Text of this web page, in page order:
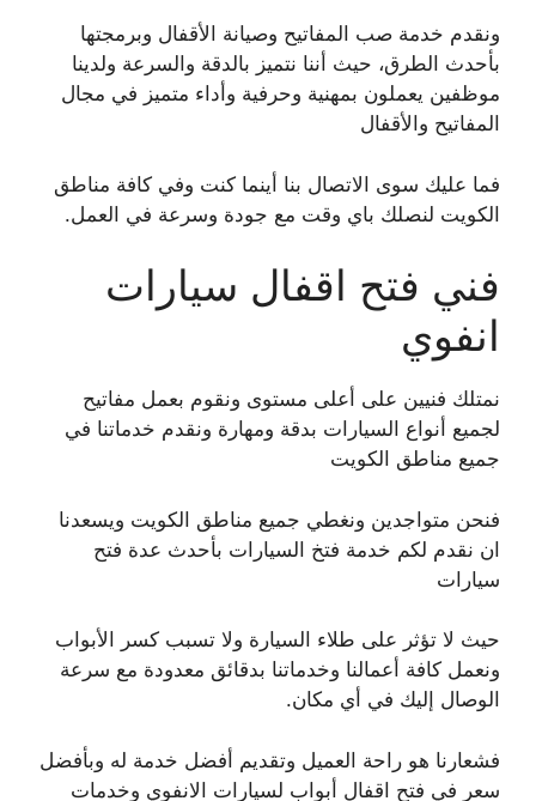
ونقدم خدمة صب المفاتيح وصيانة الأقفال وبرمجتها
بأحدث الطرق، حيث أننا نتميز بالدقة والسرعة ولدينا
موظفين يعملون بمهنية وحرفية وأداء متميز في مجال
المفاتيح والأقفال
فما عليك سوى الاتصال بنا أينما كنت وفي كافة مناطق
الكويت لنصلك باي وقت مع جودة وسرعة في العمل.
فني فتح اقفال سيارات
انفوي
نمتلك فنيين على أعلى مستوى ونقوم بعمل مفاتيح
لجميع أنواع السيارات بدقة ومهارة ونقدم خدماتنا في
جميع مناطق الكويت
فنحن متواجدين ونغطي جميع مناطق الكويت ويسعدنا
ان نقدم لكم خدمة فتخ السيارات بأحدث عدة فتح
سيارات
حيث لا تؤثر على طلاء السيارة ولا تسبب كسر الأبواب
ونعمل كافة أعمالنا وخدماتنا بدقائق معدودة مع سرعة
الوصال إليك في أي مكان.
فشعارنا هو راحة العميل وتقديم أفضل خدمة له وبأفضل
سعر في فتح اقفال أبواب لسيارات الانفوي وخدمات